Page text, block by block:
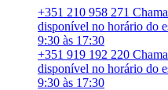
+351 210 958 271
disponível no horário do
9:30 às 17:30
+351 919 192 220
disponível no horário do
9:30 às 17:30